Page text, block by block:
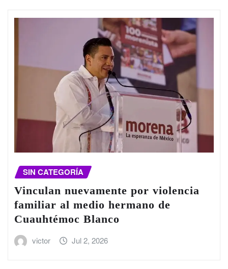
SIN CATEGORÍA
Vinculan nuevamente por violencia
familiar al medio hermano de
Cuauhtémoc Blanco
victor Jul 2, 2026